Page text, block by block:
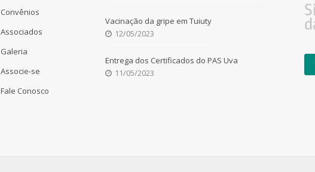
Convênios
Associados
Galeria
Associe-se
Fale Conosco
Vacinação da gripe em Tuiuty
12/05/2023
Entrega dos Certificados do PAS Uva
11/05/2023